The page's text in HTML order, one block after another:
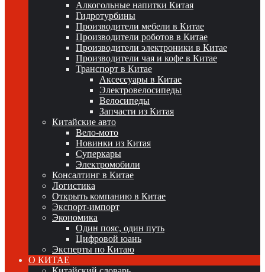
Алкогольные напитки Китая
Гидротурбины
Производители мебели в Китае
Производители роботов в Китае
Производители электроники в Китае
Производители чая и кофе в Китае
Транспорт в Китае
Аксессуары в Китае
Электровелосипеды
Велосипеды
Запчасти из Китая
Китайские авто
Вело-мото
Новинки из Китая
Суперкары
Электромобили
Консалтинг в Китае
Логистика
Открыть компанию в Китае
Экспорт-импорт
Экономика
Один пояс, один путь
Цифровой юань
Эксперты по Китаю
О КИТАЕ